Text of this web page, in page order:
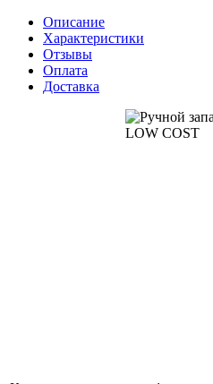
Описание
Характеристики
Отзывы
Оплата
Доставка